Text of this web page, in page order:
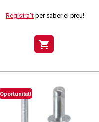
Registra't per saber el preu!
shopping_cart
Oportunitat!